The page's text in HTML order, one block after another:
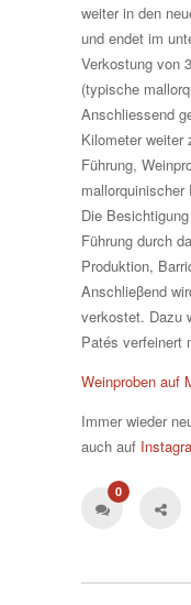
weiter in den
und endet im
Verkostung von
(typische
Anschliessend
Kilometer weiter
Führung,
mallorquinischer
Die
Führung durch
Produktion,
Anschlieβend
verkostet. Dazu
Patés verfeinert
Weinproben auf
Immer wieder
auch auf
0